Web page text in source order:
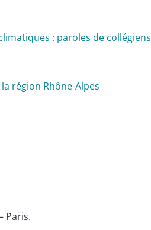
: paroles de collégiens
région Rhône-Alpes
Paris.